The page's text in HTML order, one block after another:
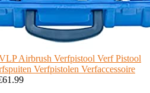
Airbrush Verfpistool Verf Pistool
Verfpistolen Verfaccessoire
61.99